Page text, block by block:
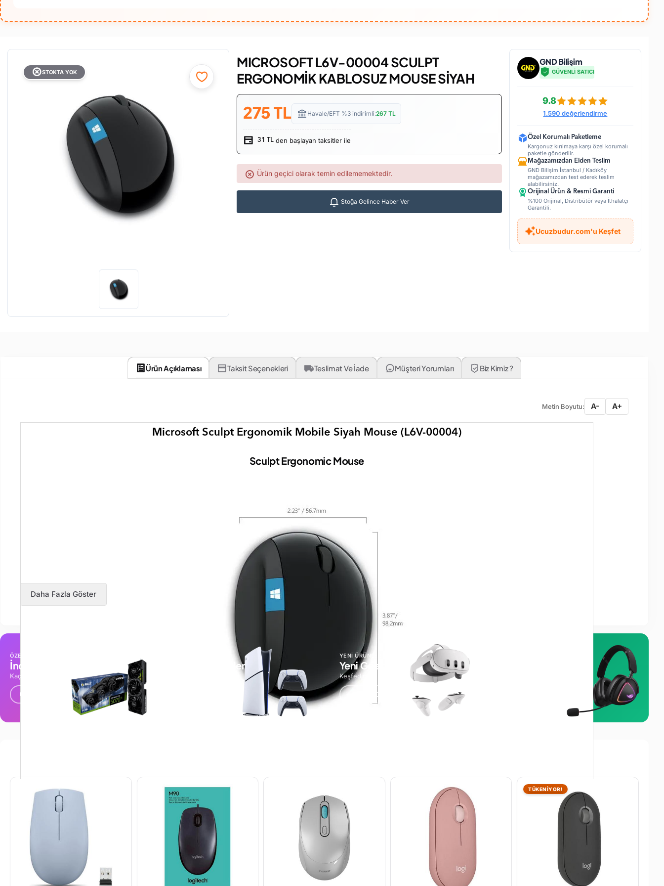
STOKTA YOK
MICROSOFT L6V-00004 SCULPT
ERGONOMİK KABLOSUZ MOUSE SİYAH
275 TL Havale/EFT %3 indirimli:267 TL
31 TL den başlayan taksitler ile
Ürün geçici olarak temin edilememektedir.
Stoğa Gelince Haber Ver
GND Bilişim
GÜVENLİ SATICI
9.8
1.590 değerlendirme
Özel Korumalı Paketleme
Kargonuz kırılmaya karşı özel korumalı
paketle gönderilir.
Mağazamızdan Elden Teslim
GND Bilişim İstanbul / Kadıköy
mağazamızdan test ederek teslim
alabilirsiniz.
Orijinal Ürün & Resmi Garanti
%100 Orijinal, Distribütör veya İthalatçı
Garantili.
Ucuzbudur.com'u Keşfet
Ürün Açıklaması Taksit Seçenekleri Teslimat Ve İade Müşteri Yorumları Biz Kimiz ?
Metin Boyutu: A- A+
Microsoft Sculpt Ergonomik Mobile Siyah Mouse (L6V-00004)
Sculpt Ergonomic Mouse
Sculpt Ergonomic Mouse farenin gelişmiş tasarımı, gezinmeyi zahmetsiz hale getirirken bilek konforunu en yükseğe çıkarır. Daha doğal bir el, bilek ve kol duruşu sağlayan
şekliyle Sculpt Ergonomic Mouse fare, uzun saatler fare kullanımına ağrıları önlemeye yardımcı olur.
Gezinmek daha da basit
Sculpt Ergonomic Mouse fare, Windows 8 ve 8.1 ile mükkemmel bir uyuma sahiptir. Başlangıç ekranına tek dokunuşla erişmek için Windows düğmesini tıklamanız yeterli.
Daha Fazla Göster
ÖZEL TEKLİFLER
İndirimli Ürünler
Kaçırmayın
Ürünlere Göz At
Popüler Ürünler
YENİ ÜRÜNLER
Yeni Gelenler
Keşfedin
Ürünlere Göz At
TÜKENİYOR!